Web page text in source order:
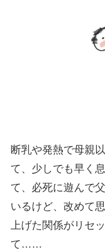
断乳や発熱で母親
て、少しでも早く
て、必死に遊んで
いるけど、改めて
上げた関係がリセ
て……